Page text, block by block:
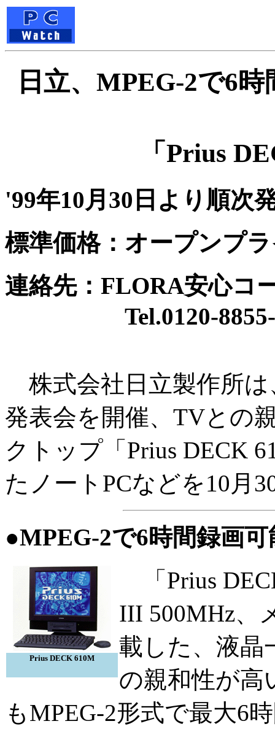
日立、MPEG-2で6
「Prius
'99年10月30日より順次
標準価格：オープンプ
連絡先：FLORA安心コ
Tel.0120-8855-
株式会社日立製作所は
発表会を開催、TVとの
クトップ「Prius DECK
たノートPCなどを10月
●MPEG-2で6時間録画
Prius DECK 610M
「Prius
III 500MHz、
載した、液晶
の親和性が高
もMPEG-2形式で最大6